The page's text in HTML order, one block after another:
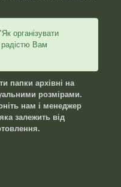
організувати
радістю Вам
папки архівні на
розмірами.
нам і менеджер
залежить від